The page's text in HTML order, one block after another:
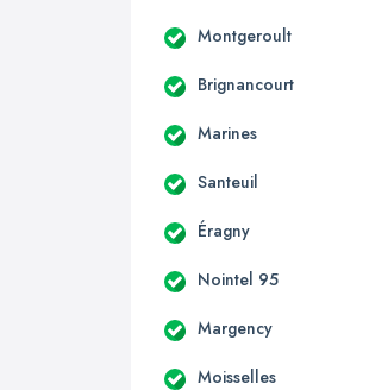
Montgeroult
Brignancourt
Marines
Santeuil
Éragny
Nointel 95
Margency
Moisselles